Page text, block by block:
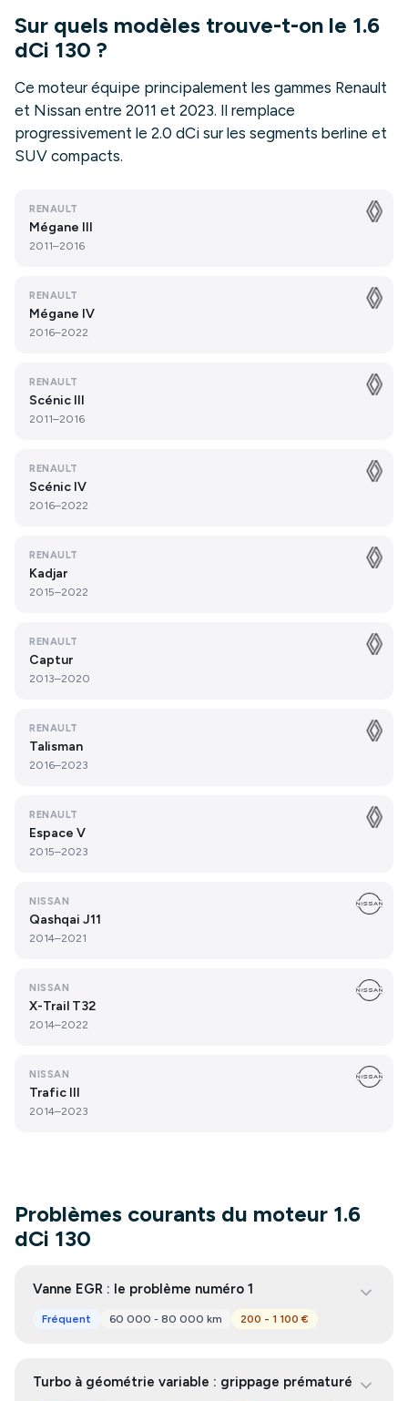
Sur quels modèles trouve-t-on le 1.6
dCi 130 ?
Ce moteur équipe principalement les gammes Renault
et Nissan entre 2011 et 2023. Il remplace
progressivement le 2.0 dCi sur les segments berline et
SUV compacts.
RENAULT
Mégane III
2011–2016
RENAULT
Mégane IV
2016–2022
RENAULT
Scénic III
2011–2016
RENAULT
Scénic IV
2016–2022
RENAULT
Kadjar
2015–2022
RENAULT
Captur
2013–2020
RENAULT
Talisman
2016–2023
RENAULT
Espace V
2015–2023
NISSAN
Qashqai J11
2014–2021
NISSAN
X-Trail T32
2014–2022
NISSAN
Trafic III
2014–2023
Problèmes courants du moteur 1.6
dCi 130
Vanne EGR : le problème numéro 1
Fréquent 60 000 - 80 000 km 200 - 1 100 €
Turbo à géométrie variable : grippage prématuré